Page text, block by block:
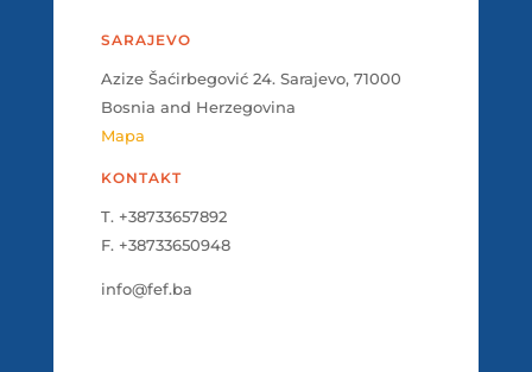
SARAJEVO
Azize Šaćirbegović 24. Sarajevo, 71000
Bosnia and Herzegovina
Mapa
KONTAKT
T. +38733657892
F. +38733650948
info@fef.ba